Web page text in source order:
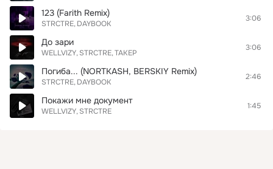
123 (Farith Remix)
STRCTRE DAYBOOK
3:06
До зари
WELLVIZY STRCTRE ТАКЕР
3:06
Погиба... (NORTKASH, BERSKIY Remix)
STRCTRE DAYBOOK
2:46
Покажи мне документ
WELLVIZY STRCTRE
1:45